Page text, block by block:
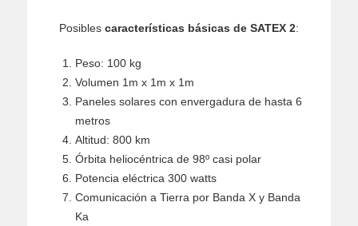
Posibles características básicas de SATEX 2:
Peso: 100 kg
Volumen 1m x 1m x 1m
Paneles solares con envergadura de hasta 6
metros
Altitud: 800 km
Órbita heliocéntrica de 98º casi polar
Potencia eléctrica 300 watts
Comunicación a Tierra por Banda X y Banda
Ka